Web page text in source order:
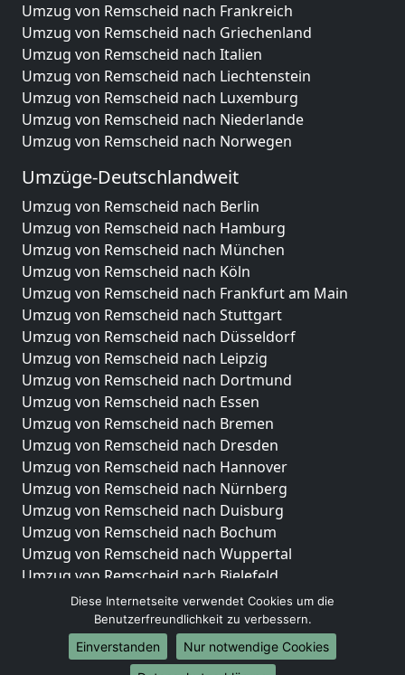
Umzug von Remscheid nach Frankreich
Umzug von Remscheid nach Griechenland
Umzug von Remscheid nach Italien
Umzug von Remscheid nach Liechtenstein
Umzug von Remscheid nach Luxemburg
Umzug von Remscheid nach Niederlande
Umzug von Remscheid nach Norwegen
Umzüge-Deutschlandweit
Umzug von Remscheid nach Berlin
Umzug von Remscheid nach Hamburg
Umzug von Remscheid nach München
Umzug von Remscheid nach Köln
Umzug von Remscheid nach Frankfurt am Main
Umzug von Remscheid nach Stuttgart
Umzug von Remscheid nach Düsseldorf
Umzug von Remscheid nach Leipzig
Umzug von Remscheid nach Dortmund
Umzug von Remscheid nach Essen
Umzug von Remscheid nach Bremen
Umzug von Remscheid nach Dresden
Umzug von Remscheid nach Hannover
Umzug von Remscheid nach Nürnberg
Umzug von Remscheid nach Duisburg
Umzug von Remscheid nach Bochum
Umzug von Remscheid nach Wuppertal
Umzug von Remscheid nach Bielefeld
Umzug von Remscheid nach Bonn
Umzug von Remscheid nach Münster
Internationale-Umzüge
Diese Internetseite verwendet Cookies um die
Benutzerfreundlichkeit zu verbessern.
Einverstanden
Nur notwendige Cookies